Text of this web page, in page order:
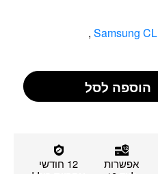
Samsung
,
הוספה לסל
אפשרות
12 חודשי